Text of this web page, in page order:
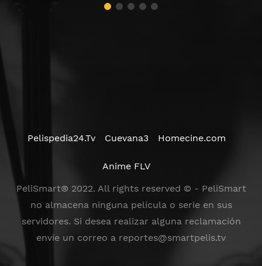
Pelispedia24.Tv Cuevana3 Homecine.com
Anime FLV
PeliSmart® 2022. All rights reserved © - PeliSmart
no almacena ninguna película o serie en sus
servidores. Si desea realizar alguna reclamación
envíe un correo a reportes@smartpelis.tv